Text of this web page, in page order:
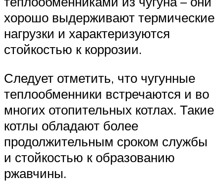
хорошо выдерживают термические
нагрузки и характеризуются
стойкостью к коррозии.
Следует отметить, что чугунные
теплообменники встречаются и во
многих отопительных котлах. Такие
котлы обладают более
продолжительным сроком службы
и стойкостью к образованию
ржавчины.